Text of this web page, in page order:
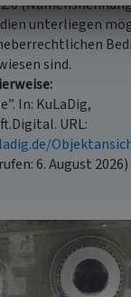
unterliegen
sind.
In: KuLaDig,
URL:
6. August 2026)